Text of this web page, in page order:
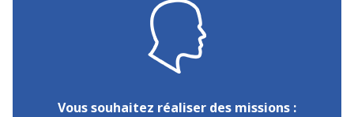
Vous souhaitez réaliser des missions :